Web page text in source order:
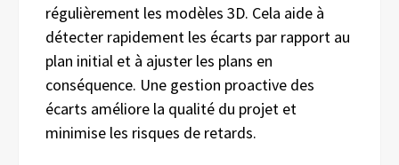
régulièrement les modèles 3D. Cela aide à
détecter rapidement les écarts par rapport au
plan initial et à ajuster les plans en
conséquence. Une gestion proactive des
écarts améliore la qualité du projet et
minimise les risques de retards.